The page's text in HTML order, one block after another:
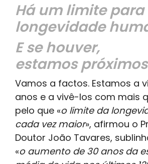
Há um limite para
longevidade
E se houver,
estamos
Vamos a factos. Estamos a
anos e a vivê-los com mais
pelo que «o limite da
cada vez maior», afirmou o
Doutor João Tavares,
«o aumento de 30 anos da